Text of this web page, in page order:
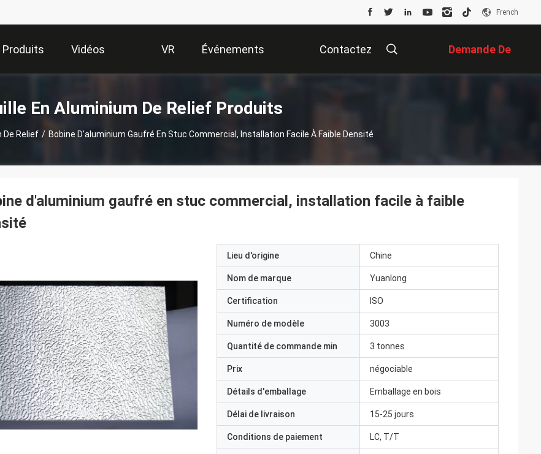
French
Produits Vidéos VR
Show
Événements Contactez Demande De
Soumission
En Aluminium De Relief Produits
De Relief / Bobine D'aluminium Gaufré En Stuc Commercial, Installation Facile À Faible Densité
d'aluminium gaufré en stuc commercial, installation facile à faible
Lieu d'origine Chine
Nom de marque Yuanlong
Certification ISO
Numéro de modèle 3003
Quantité de commande min 3 tonnes
Prix négociable
Détails d'emballage Emballage en bois
Délai de livraison 15-25 jours
Conditions de paiement LC, T/T